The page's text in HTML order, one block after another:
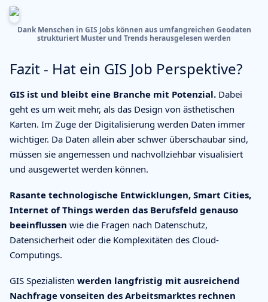
Dank Menschen in GIS Jobs können aus umfangreichen Geodaten
strukturiert Muster und Trends herausgelesen werden
Fazit - Hat ein GIS Job Perspektive?
GIS ist und bleibt eine Branche mit Potenzial. Dabei
geht es um weit mehr, als das Design von ästhetischen
Karten. Im Zuge der Digitalisierung werden Daten immer
wichtiger. Da Daten allein aber schwer überschaubar sind,
müssen sie angemessen und nachvollziehbar visualisiert
und ausgewertet werden können.
Rasante technologische Entwicklungen, Smart Cities,
Internet of Things werden das Berufsfeld genauso
beeinflussen wie die Fragen nach Datenschutz,
Datensicherheit oder die Komplexitäten des Cloud-
Computings.
GIS Spezialisten werden langfristig mit ausreichend
Nachfrage vonseiten des Arbeitsmarktes rechnen